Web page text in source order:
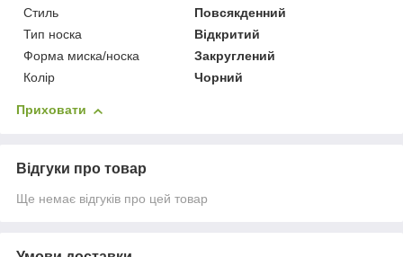
Стиль
Повсякденний
Тип носка
Відкритий
Форма миска/носка
Закруглений
Колір
Чорний
Приховати
Відгуки про товар
Ще немає відгуків про цей товар